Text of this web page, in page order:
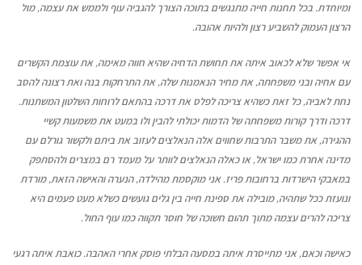
ומיוחדת.בכל תחנות חייה מתנגשים בתוכה הצורך להגביה עוף ולממש את עצמה,מול
הרצון העמוק להשביע רצון ולהיות אהובה.
אי אפשר שלא לכאוב איתה את תחושת הדחיה שהיא חווה מאימה,את עוצמת הקשרים
עם אחיה ובני משפחתה,את מחיר הנאמנות שלה,את התרחקות בנה ואת רצונה להסב
נחת לאביה,כל זאת כשהיא צריכה לפלס את דרכה בהתאם לרוחות השלטון המשתנות.
דרכה ודרך קורות משפחתה של הדמות יכולתי להבין ולו במעט את משמעות קשיי
ההגירה,את משבר התרבות שחווים אלה הנאלצים לעזוב את ביתם ולקשור גורלם עם
מדינה אחרת כמו ישראל,או כאלה הנאלצים לוותר על מעמד רם במצרים ולהסתפק
במאבקי הישרדות ברחובות פריז.אני מוקסמת מהילדה,הנערה והאישה הזאת,מורדת
ונועזת ככל שתהיה,מובילה את ספינת חייה בין גלים גועשים כשלא מעט פעמים היא
צריכה להרים עצמה מתוך תהום חשוכה של חוסר תקווה כמו עוף החול.
כאישה וכאם,אני מתייסרת איתה במסעה הבלתי פוסק אחרי האהבה.כואבת איתה רגעי